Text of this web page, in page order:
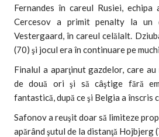
Fernandes în careul Rusiei, echipa
Cercesov a primit penalty la un
Vestergaard, în careul celălalt.
(70) şi jocul era în continuare pe
Finalul a aparţinut gazdelor, care au
de două ori şi să câştige fără
fantastică, după ce şi Belgia a înscris
Safonov a reuşit doar să limiteze
apărând şutul de la distanţă Hojbjerg